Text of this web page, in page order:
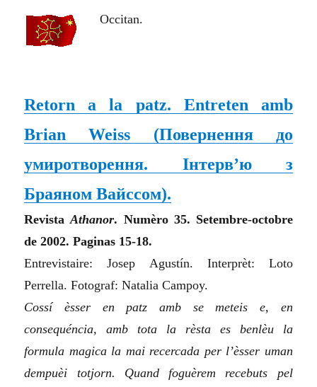
Occitan.
Retorn a la patz. Entreten amb
Brian Weiss (Повернення до
умиротворення. Інтерв’ю з
Браяном Вайссом).
RevistaAthanor. Numèro 35. Setembre-octobre
de 2002. Paginas 15-18.
Entrevistaire: Josep Agustín. Interprèt: Loto
Perrella. Fotograf: Natalia Campoy.
Cossí èsser en patz amb se meteis e, en
consequéncia, amb tota la rèsta es benlèu la
formula magica la mai recercada per l’èsser uman
dempuèi totjorn. Quand foguèrem recebuts pel